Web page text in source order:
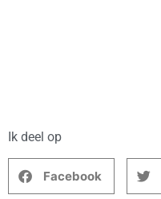
Ik deel op
Facebook